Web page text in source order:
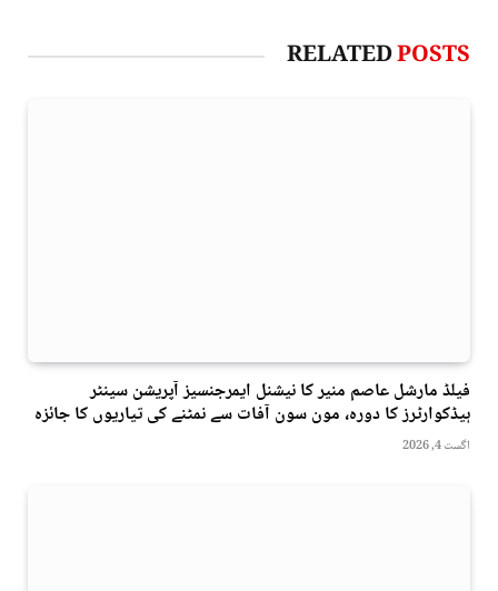
RELATEDPOSTS
فیلڈ مارشل عاصم منیر کا نیشنل ایمرجنسیز آپریشن سینٹر
ہیڈکوارٹرز کا دورہ، مون سون آفات سے نمٹنے کی تیاریوں کا جائزہ
اگست 4, 2026